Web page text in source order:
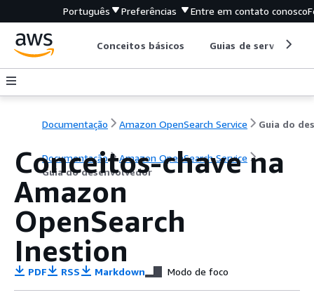
Português Preferências Entre em contato conosco
Conceitos básicos Guias de serviço
Documentação Amazon OpenSearch Service
Documentação
Amazon OpenSearch Service
Guia do desenvolvedor
Conceitos-chave na
Amazon
OpenSearch
Inestion
PDF RSS Markdown Modo de foco